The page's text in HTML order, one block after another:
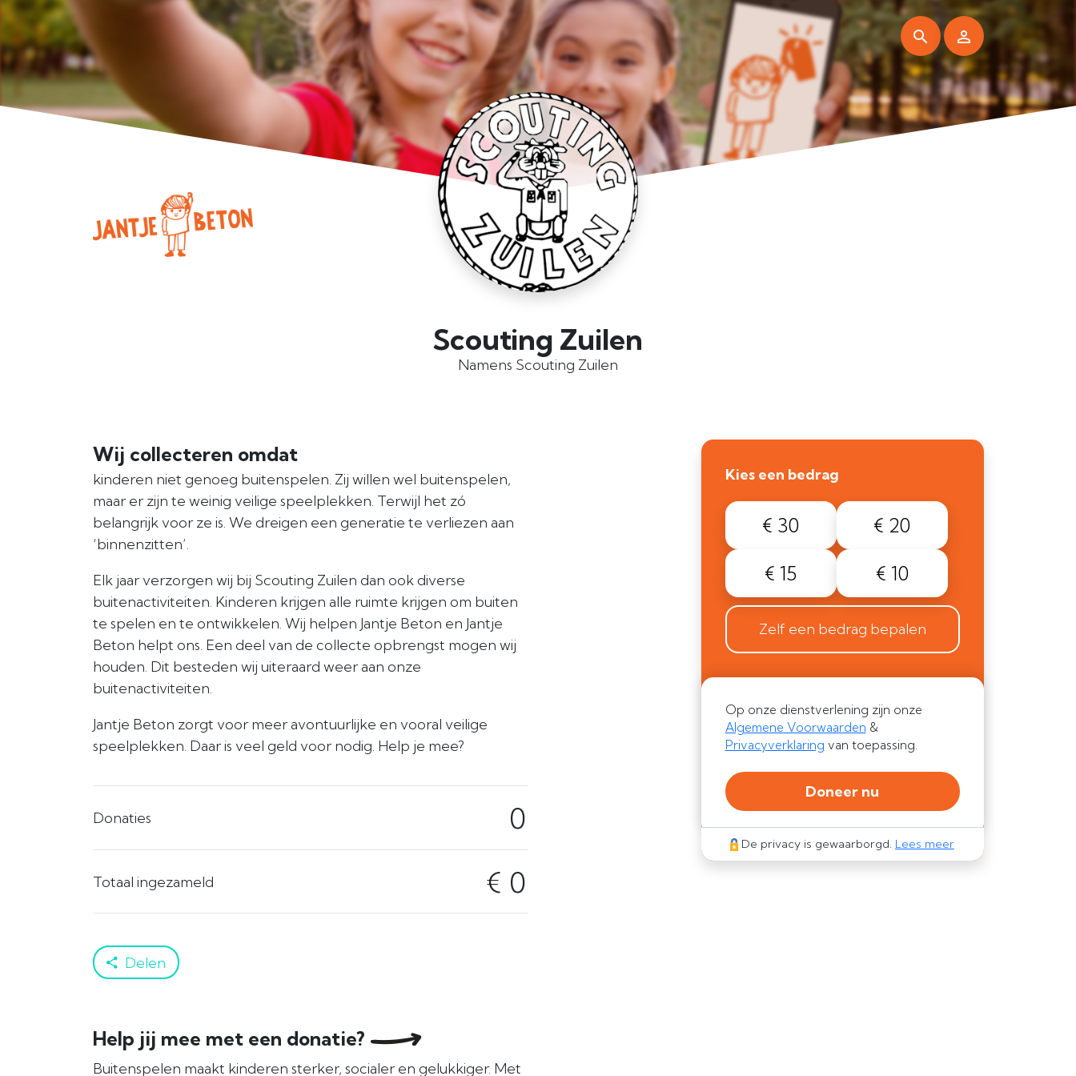
Scouting Zuilen
Namens Scouting Zuilen
Wij collecteren omdat
kinderen niet genoeg buitenspelen. Zij willen wel buitenspelen,
maar er zijn te weinig veilige speelplekken. Terwijl het zó
belangrijk voor ze is. We dreigen een generatie te verliezen aan
‘binnenzitten’.
Elk jaar verzorgen wij bij Scouting Zuilen dan ook diverse
buitenactiviteiten. Kinderen krijgen alle ruimte krijgen om buiten
te spelen en te ontwikkelen. Wij helpen Jantje Beton en Jantje
Beton helpt ons. Een deel van de collecte opbrengst mogen wij
houden. Dit besteden wij uiteraard weer aan onze
buitenactiviteiten.
Jantje Beton zorgt voor meer avontuurlijke en vooral veilige
speelplekken. Daar is veel geld voor nodig. Help je mee?
Donaties 0
Totaal ingezameld € 0
Delen
Help jij mee met een donatie?
Buitenspelen maakt kinderen sterker, socialer en gelukkiger. Met
Kies een bedrag
€ 30
€ 20
€ 15
€ 10
Zelf een bedrag bepalen
Op onze dienstverlening zijn onze
Algemene Voorwaarden &
Privacyverklaring van toepassing.
Doneer nu
De privacy is gewaarborgd. Lees meer